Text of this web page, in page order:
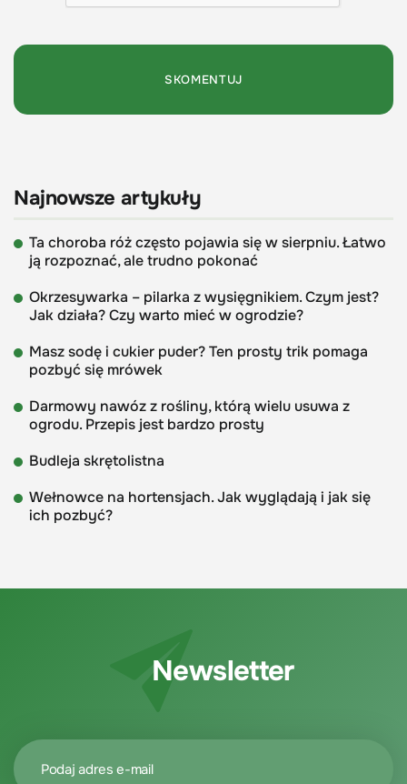
Najnowsze artykuły
Ta choroba róż często pojawia się w sierpniu. Łatwo
ją rozpoznać, ale trudno pokonać
Okrzesywarka – pilarka z wysięgnikiem. Czym jest?
Jak działa? Czy warto mieć w ogrodzie?
Masz sodę i cukier puder? Ten prosty trik pomaga
pozbyć się mrówek
Darmowy nawóz z rośliny, którą wielu usuwa z
ogrodu. Przepis jest bardzo prosty
Budleja skrętolistna
Wełnowce na hortensjach. Jak wyglądają i jak się
ich pozbyć?
Newsletter